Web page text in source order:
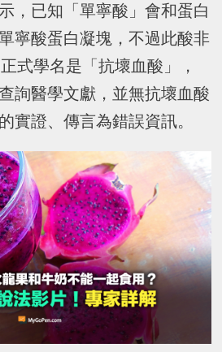
，已知「單寧酸」會和蛋白
寧酸蛋白凝塊，不過此酸非
式學名是「抗壞血酸」，
詢醫學文獻，並無抗壞血酸
實證、傳言為錯誤資訊。